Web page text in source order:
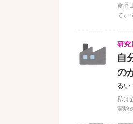
食品
てい
研究
自
の
るい
私は
実験